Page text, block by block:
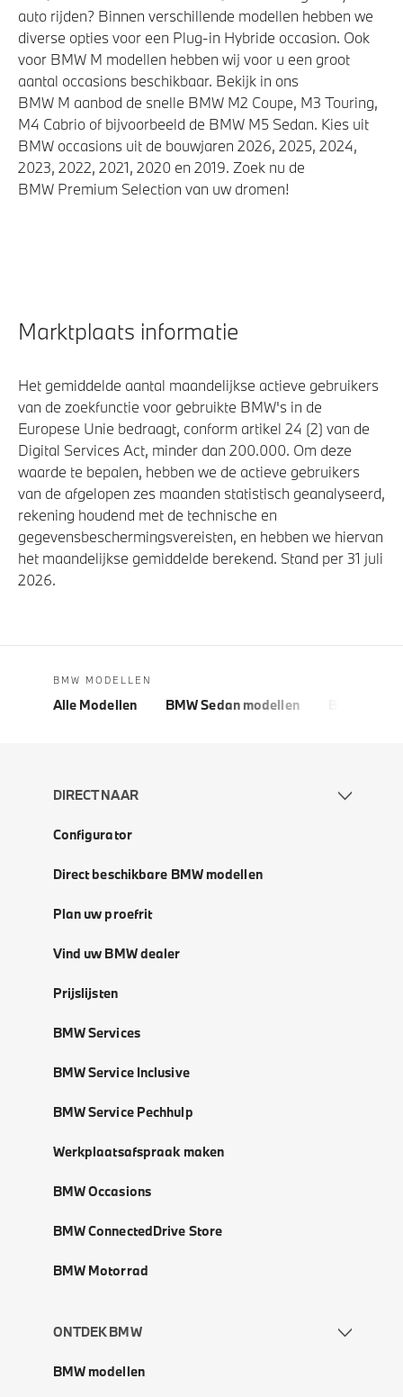
auto rijden? Binnen verschillende modellen hebben we
diverse opties voor een Plug-in Hybride occasion. Ook
voor BMW M modellen hebben wij voor u een groot
aantal occasions beschikbaar. Bekijk in ons
BMW M aanbod de snelle BMW M2 Coupe, M3 Touring,
M4 Cabrio of bijvoorbeeld de BMW M5 Sedan. Kies uit
BMW occasions uit de bouwjaren 2026, 2025, 2024,
2023, 2022, 2021, 2020 en 2019. Zoek nu de
BMW Premium Selection van uw dromen!
Marktplaats informatie
Het gemiddelde aantal maandelijkse actieve gebruikers
van de zoekfunctie voor gebruikte BMW's in de
Europese Unie bedraagt, conform artikel 24 (2) van de
Digital Services Act, minder dan 200.000. Om deze
waarde te bepalen, hebben we de actieve gebruikers
van de afgelopen zes maanden statistisch geanalyseerd,
rekening houdend met de technische en
gegevensbeschermingsvereisten, en hebben we hiervan
het maandelijkse gemiddelde berekend. Stand per 31 juli
2026.
BMW MODELLEN
Alle Modellen BMW Sedan modellen
DIRECT NAAR
Configurator
Direct beschikbare BMW modellen
Plan uw proefrit
Vind uw BMW dealer
Prijslijsten
BMW Services
BMW Service Inclusive
BMW Service Pechhulp
Werkplaatsafspraak maken
BMW Occasions
BMW ConnectedDrive Store
BMW Motorrad
ONTDEK BMW
BMW modellen